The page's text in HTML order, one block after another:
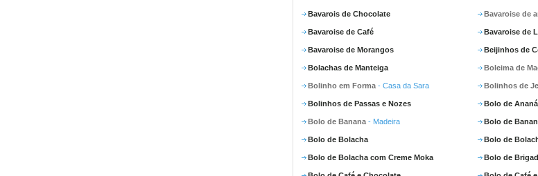
Bavarois de Chocolate Bavaroise de
Bavaroise de Café Bavaroise de
Bavaroise de Morangos Beijinhos de
Bolachas de Manteiga Boleima de
Bolinho em Forma - Casa da Sara Bolinhos de
Bolinhos de Passas e Nozes Bolo de
Bolo de Banana - Madeira Bolo de
Bolo de Bolacha Bolo de
Bolo de Bolacha com Creme Moka Bolo de